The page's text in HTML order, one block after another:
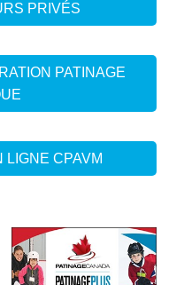
PRIVÉS
PATINAGE
LIGNE CPAVM